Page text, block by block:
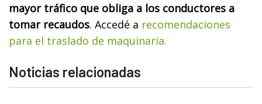
mayor tráfico que obliga a los conductores a
tomar recaudos. Accedé a recomendaciones
para el traslado de maquinaria.
Noticias relacionadas